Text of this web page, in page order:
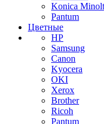
Konica
Pantum
Цветные
HP
Samsung
Canon
Kyocera
OKI
Xerox
Brother
Ricoh
Pantum